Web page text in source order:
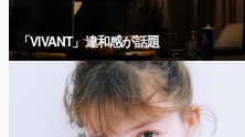
「VIVANT」違和感が話題